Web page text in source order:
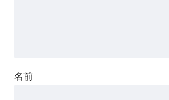
名前